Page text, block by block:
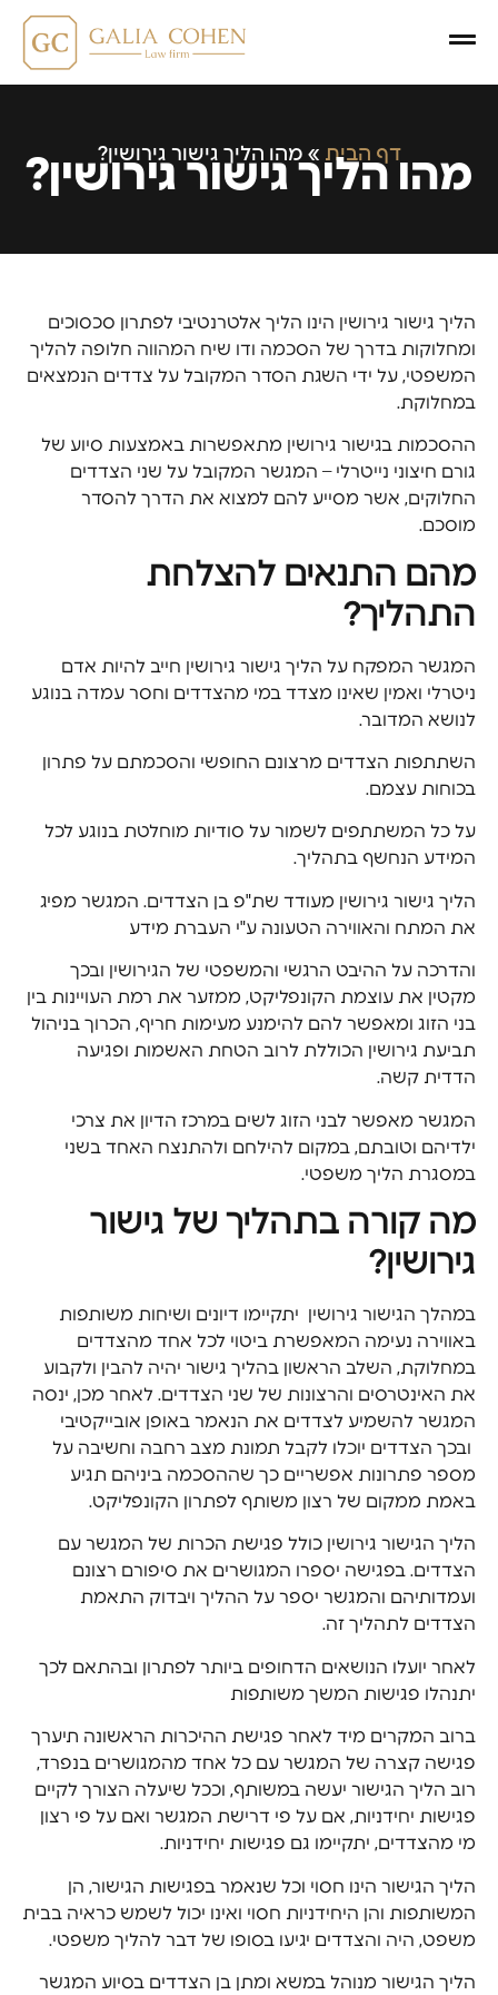
דף הבית » מהו הליך גישור גירושין?
מהו הליך גישור גירושין?
הליך גישור גירושין הינו הליך אלטרנטיבי לפתרון סכסוכים
ומחלוקות בדרך של הסכמה ודו שיח המהווה חלופה להליך
המשפטי, על ידי השגת הסדר המקובל על צדדים הנמצאים
במחלוקת.
ההסכמות בגישור גירושין מתאפשרות באמצעות סיוע של
גורם חיצוני נייטרלי – המגשר המקובל על שני הצדדים
החלוקים, אשר מסייע להם למצוא את הדרך להסדר
מוסכם.
מהם התנאים להצלחת
התהליך?
המגשר המפקח על הליך גישור גירושין חייב להיות אדם
ניטרלי ואמין שאינו מצדד במי מהצדדים וחסר עמדה בנוגע
לנושא המדובר.
השתתפות הצדדים מרצונם החופשי והסכמתם על פתרון
בכוחות עצמם.
על כל המשתתפים לשמור על סודיות מוחלטת בנוגע לכל
המידע הנחשף בתהליך.
הליך גישור גירושין מעודד שת"פ בן הצדדים. המגשר מפיג
את המתח והאווירה הטעונה ע"י העברת מידע
והדרכה על ההיבט הרגשי והמשפטי של הגירושין ובכך
מקטין את עוצמת הקונפליקט, ממזער את רמת העויינות בין
בני הזוג ומאפשר להם להימנע מעימות חריף, הכרוך בניהול
תביעת גירושין הכוללת לרוב הטחת האשמות ופגיעה
הדדית קשה.
המגשר מאפשר לבני הזוג לשים במרכז הדיון את צרכי
ילדיהם וטובתם, במקום להילחם ולהתנצח האחד בשני
במסגרת הליך משפטי.
מה קורה בתהליך של גישור
גירושין?
במהלך הגישור גירושין יתקיימו דיונים ושיחות משותפות
באווירה נעימה המאפשרת ביטוי לכל אחד מהצדדים
במחלוקת, השלב הראשון בהליך גישור יהיה להבין ולקבוע
את האינטרסים והרצונות של שני הצדדים. לאחר מכן, ינסה
המגשר להשמיע לצדדים את הנאמר באופן אובייקטיבי
ובכך הצדדים יוכלו לקבל תמונת מצב רחבה וחשיבה על
מספר פתרונות אפשריים כך שההסכמה ביניהם תגיע
באמת ממקום של רצון משותף לפתרון הקונפליקט.
הליך הגישור גירושין כולל פגישת הכרות של המגשר עם
הצדדים. בפגישה יספרו המגושרים את סיפורם רצונם
ועמדותיהם והמגשר יספר על ההליך ויבדוק התאמת
הצדדים לתהליך זה.
לאחר יועלו הנושאים הדחופים ביותר לפתרון ובהתאם לכך
יתנהלו פגישות המשך משותפות
ברוב המקרים מיד לאחר פגישת ההיכרות הראשונה תיערך
פגישה קצרה של המגשר עם כל אחד מהמגושרים בנפרד,
רוב הליך הגישור יעשה במשותף, וככל שיעלה הצורך לקיים
פגישות יחידניות, אם על פי דרישת המגשר ואם על פי רצון
מי מהצדדים, יתקיימו גם פגישות יחידניות.
הליך הגישור הינו חסוי וכל שנאמר בפגישות הגישור, הן
המשותפות והן היחידניות חסוי ואינו יכול לשמש כראיה בבית
משפט, היה והצדדים יגיעו בסופו של דבר להליך משפטי.
הליך הגישור מנוהל במשא ומתן בן הצדדים בסיוע המגשר